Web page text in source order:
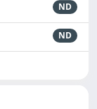
ND
ND